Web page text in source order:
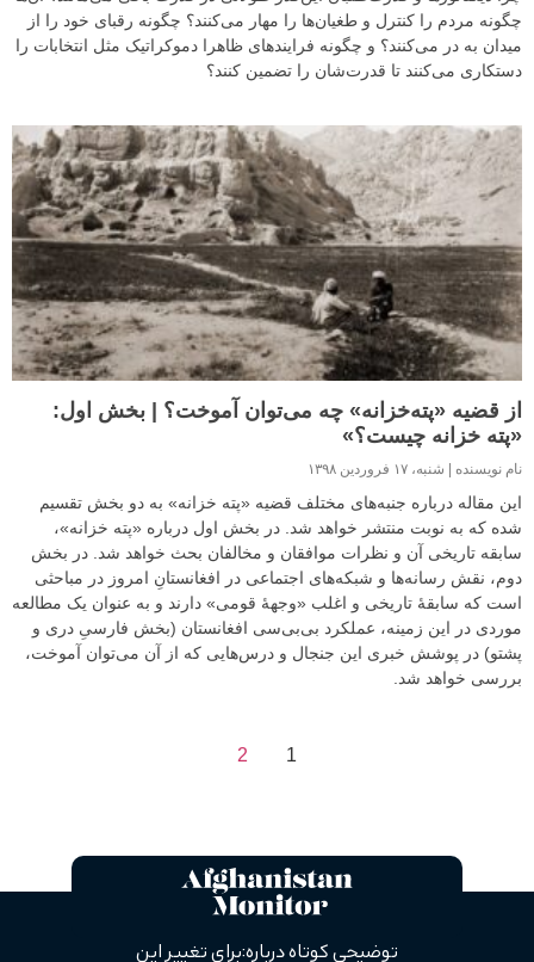
چگونه مردم را کنترل و طغیان‌‌ها را مهار می‌کنند؟ چگونه رقبای خود را از
میدان به در می‌کنند؟ و چگونه فرایندهای ظاهرا دموکراتیک مثل انتخابات را
دستکاری می‌کنند تا قدرت‌شان را تضمین کنند؟
از قضیه «پته‌خزانه» چه می‌توان آموخت؟ | بخش اول:
«پته خزانه چیست؟»
نام نویسنده شنبه، ۱۷ فروردین ۱۳۹۸
این مقاله درباره جنبه‌های مختلف قضیه «پته خزانه» به دو بخش تقسیم
شده که به نوبت منتشر خواهد شد. در بخش اول درباره «پته خزانه»،
سابقه‌ تاریخی آن و نظرات موافقان و مخالفان بحث خواهد شد. در بخش
دوم، نقش رسانه‌ها و شبکه‌های اجتماعی در افغانستانِ امروز در مباحثی
است که سابقهٔ تاریخی و اغلب «وجههٔ قومی‌» دارند و به عنوان یک مطالعه
موردی در این زمینه، عملکرد بی‌بی‌سی افغانستان (بخش فارسیِ دری و
پشتو) در پوشش خبری این جنجال و درس‌هایی که از آن می‌توان آموخت،
بررسی خواهد شد.
1
2
توضیحی کوتاه درباره: برای تغییر این